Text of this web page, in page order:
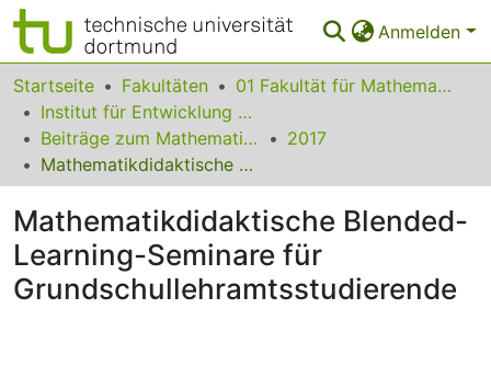
Anmelden
Bereiche & Sammlungen
Das gesamte Repositorium
Statistiken
FAQ
Leitlinien
Zurück zur Startseite
Startseite Fakultäten
01 Fakultät für Mathematik
Institut für Entwicklung und Erforschung des Mathematikunterrichts
Beiträge zum Mathematikunterricht
2017
Mathematikdidaktische Blended-Learning-Seminare für Grundschullehramtsstudierende
Mathematikdidaktische Blended-
Learning-Seminare für
Grundschullehramtsstudierende